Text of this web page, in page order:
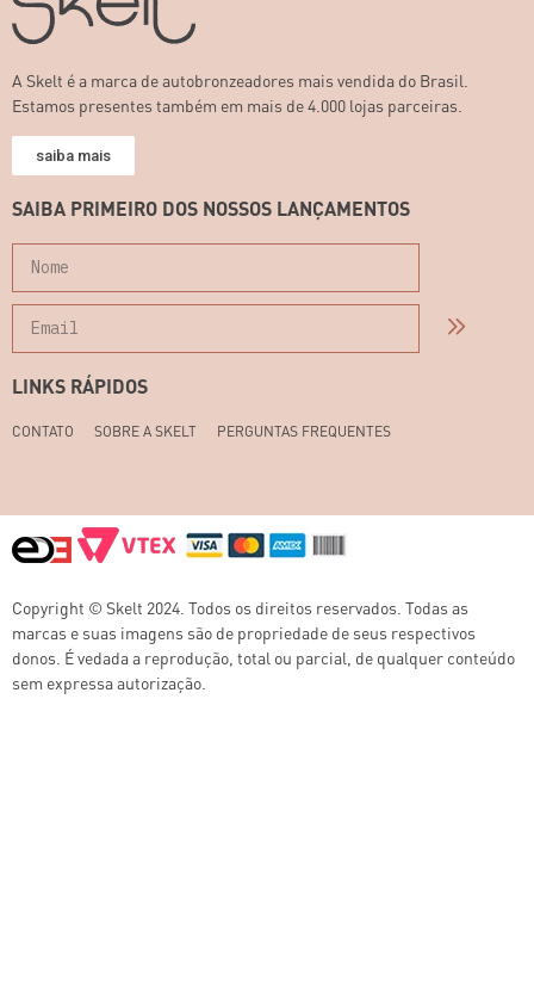
A Skelt é a marca de autobronzeadores mais vendida do Brasil.
Estamos presentes também em mais de 4.000 lojas parceiras.
saiba mais
SAIBA PRIMEIRO DOS NOSSOS LANÇAMENTOS
LINKS RÁPIDOS
CONTATO SOBRE A SKELT PERGUNTAS FREQUENTES
Copyright © Skelt 2024. Todos os direitos reservados. Todas as
marcas e suas imagens são de propriedade de seus respectivos
donos. É vedada a reprodução, total ou parcial, de qualquer conteúdo
sem expressa autorização.